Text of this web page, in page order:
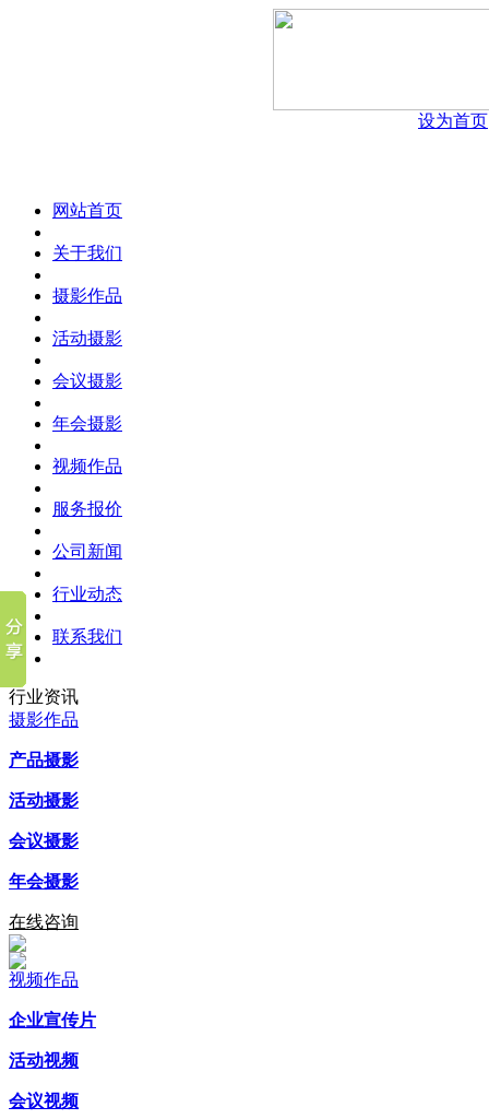
设为首页
网站首页
关于我们
摄影作品
活动摄影
会议摄影
年会摄影
视频作品
服务报价
公司新闻
行业动态
联系我们
行业资讯
摄影作品
产品摄影
活动摄影
会议摄影
年会摄影
在线咨询
视频作品
企业宣传片
活动视频
会议视频